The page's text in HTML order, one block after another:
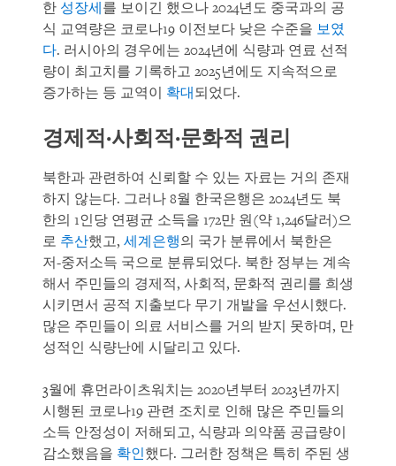
한 성장세 를 보이긴 했으나 2024년도 중국과의 공
식 교역량은 코로나19 이전보다 낮은 수준을 보였
다. 러시아의 경우에는 2024년에 식량과 연료 선적
량이 최고치를 기록하고 2025년에도 지속적으로
증가하는 등 교역이 확대 되었다.
경제적·사회적·문화적 권리
북한과 관련하여 신뢰할 수 있는 자료는 거의 존재
하지 않는다. 그러나 8월 한국은행은 2024년도 북
한의 1인당 연평균 소득을 172만 원(약 1,246달러)으
로 추산했고, 세계은행의 국가 분류에서 북한은
저-중저소득 국으로 분류되었다. 북한 정부는 계속
해서 주민들의 경제적, 사회적, 문화적 권리를 희생
시키면서 공적 지출보다 무기 개발을 우선시했다.
많은 주민들이 의료 서비스를 거의 받지 못하며, 만
성적인 식량난에 시달리고 있다.
3월에 휴먼라이츠워치는 2020년부터 2023년까지
시행된 코로나19 관련 조치로 인해 많은 주민들의
소득 안정성이 저해되고, 식량과 의약품 공급량이
감소했음을 확인했다. 그러한 정책은 특히 주된 생